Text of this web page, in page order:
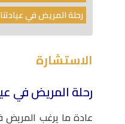
رحلة المريض في عيادتنا
الاستشارة
رحلة المريض في
عادة ما يرغب